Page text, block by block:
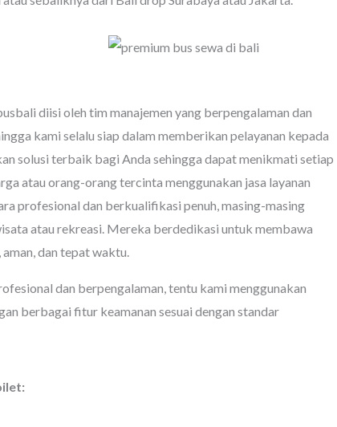
diisi oleh tim manajemen yang berpengalaman dan
kami selalu siap dalam memberikan pelayanan kepada
solusi terbaik bagi Anda sehingga dapat menikmati setiap
atau orang-orang tercinta menggunakan jasa layanan
profesional dan berkualifikasi penuh, masing-masing
atau rekreasi. Mereka berdedikasi untuk membawa
dan tepat waktu.
dan berpengalaman, tentu kami menggunakan
berbagai fitur keamanan sesuai dengan standar